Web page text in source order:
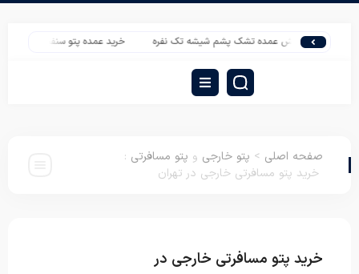
پخش عمده تشک پشم شیشه تک نفره خرید عمده پتو سنفیلا گل برجسته دونفره
صفحه اصلی > پتو خارجی و پتو مسافرتی :
خرید پتو مسافرتی خارجی در تهران
خرید پتو مسافرتی خارجی در